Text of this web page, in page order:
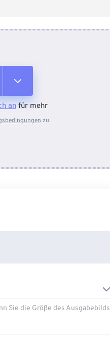
an für mehr
zu.
Sie die Größe des Ausgabebilds